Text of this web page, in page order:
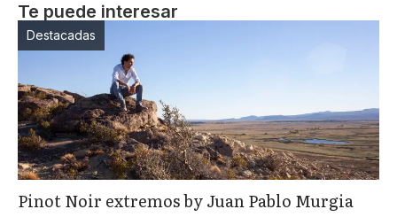
Te puede interesar
Destacadas
Pinot Noir extremos by Juan Pablo Murgia